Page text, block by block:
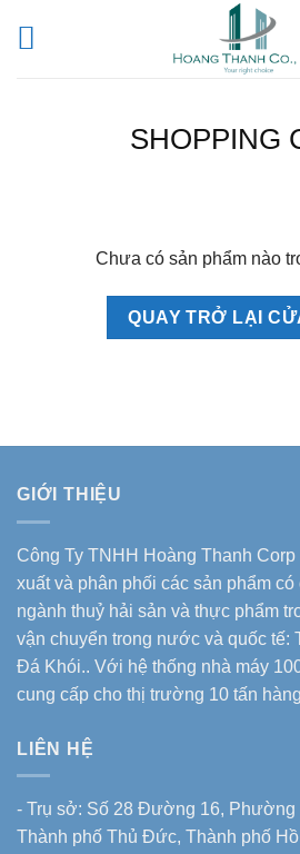
SHOPPING
Chưa có sản phẩm nào
QUAY TRỞ LẠI
GIỚI THIỆU
Công Ty TNHH Hoàng Thanh
xuất và phân phối các sản phẩm
ngành thuỷ hải sản và thực phẩm
vận chuyển trong nước và quốc tế:
Đá Khói.. Với hệ thống nhà máy
cung cấp cho thị trường 10 tấn
LIÊN HỆ
- Trụ sở: Số 28 Đường 16, Phường
Thành phố Thủ Đức, Thành phố